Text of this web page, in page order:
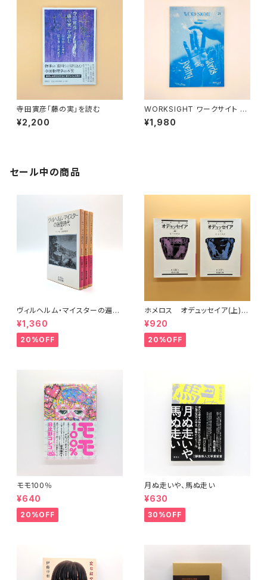
寺田寅彦「藤の実」を読む
¥2,200
WORKSIGHT ワークサイト 21
号
¥1,980
セール中の商品
ヴィルヘルム・マイスターの遍歴
時代 (上)(中)(下)（岩波文庫）
¥1,360
20%OFF
ホメロス オデュッセイア(上)
(下) （岩波文庫）
¥920
20%OFF
モモ100％
¥640
20%OFF
月ぬ走いや、馬ぬ走い
¥630
30%OFF